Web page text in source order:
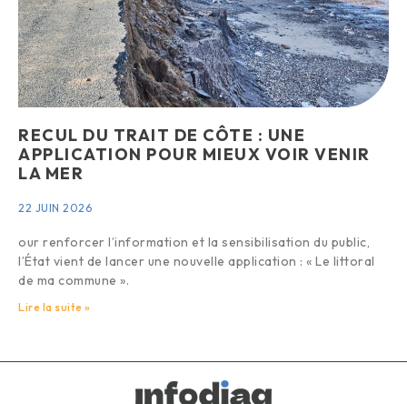
RECUL DU TRAIT DE CÔTE : UNE
APPLICATION POUR MIEUX VOIR VENIR
LA MER
22 JUIN 2026
our renforcer l’information et la sensibilisation du public,
l’État vient de lancer une nouvelle application : « Le littoral
de ma commune ».
Lire la suite »